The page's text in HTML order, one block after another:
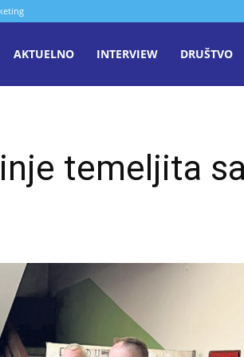
AKTUELNO INTERVIEW DRUŠTVO
temeljita